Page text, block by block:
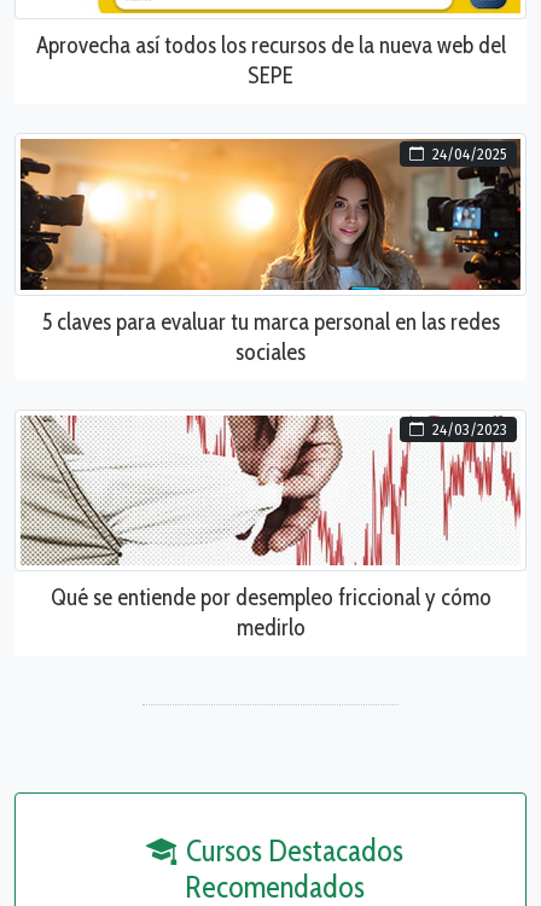
Aprovecha así todos los recursos de la nueva web del
SEPE
24/04/2025
5 claves para evaluar tu marca personal en las redes
sociales
24/03/2023
Qué se entiende por desempleo friccional y cómo
medirlo
Cursos Destacados
Recomendados